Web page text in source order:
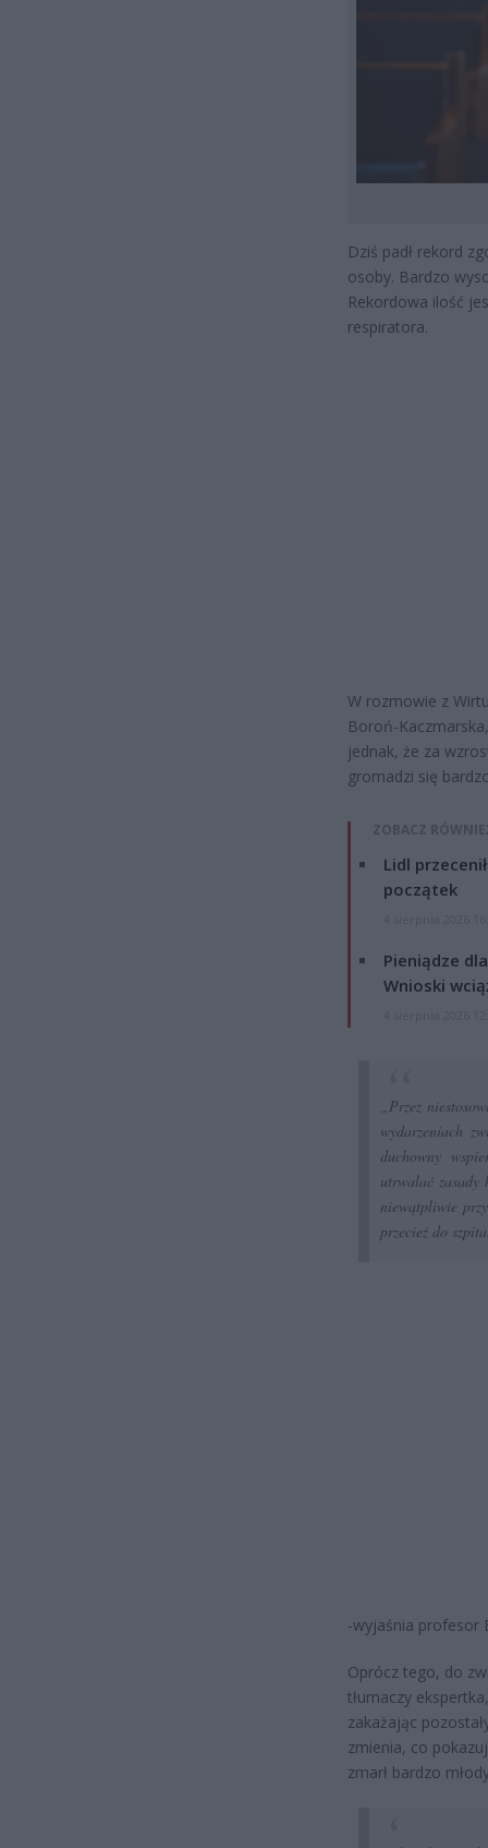
Dziś padł rekord
osoby. Bardzo
Rekordowa ilość
respiratora.
W rozmowie z
Boroń-
jednak, że za
gromadzi się
ZOBACZ
Lidl
początek
Pieniądze
Wnioski
„Przez
wydarzeniach
duchowny
utrwalać zasady
niewątpliwie
przecież do
-wyjaśnia profesor
Oprócz tego, do
tłumaczy
zakażając
zmienia, co
zmarł bardzo